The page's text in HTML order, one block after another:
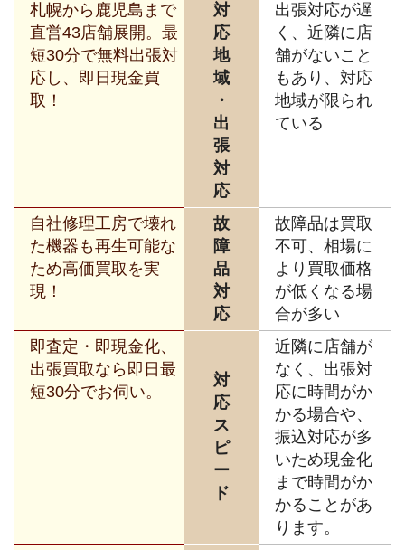
札幌から鹿児島まで
直営43店舗展開。最
短30分で無料出張対
応し、即日現金買
取！
対
応
地
域
・
出
張
対
応
出張対応が遅
く、近隣に店
舗がないこと
もあり、対応
地域が限られ
ている
自社修理工房で壊れ
た機器も再生可能な
ため高価買取を実
現！
故
障
品
対
応
故障品は買取
不可、相場に
より買取価格
が低くなる場
合が多い
即査定・即現金化、
出張買取なら即日最
短30分でお伺い。
対
応
ス
ピ
ー
ド
近隣に店舗が
なく、出張対
応に時間がか
かる場合や、
振込対応が多
いため現金化
まで時間がか
かることがあ
ります。